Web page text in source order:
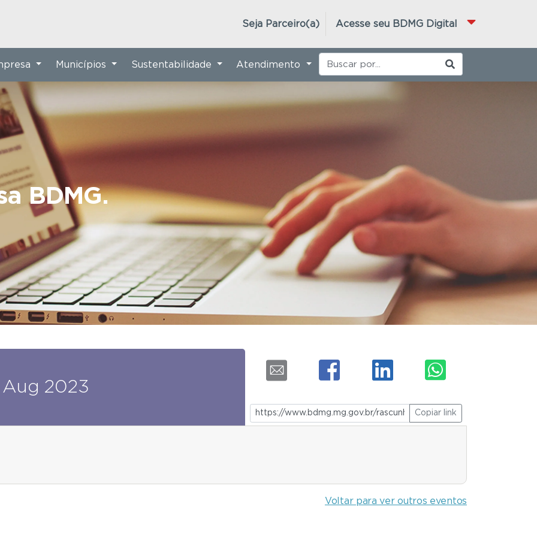
Acesse seu BDMG Digital
Seja Parceiro(a)
BDMG.
Municípios Sustentabilidade Atendimento
Aug 2023
Copiar link
Voltar para ver outros eventos